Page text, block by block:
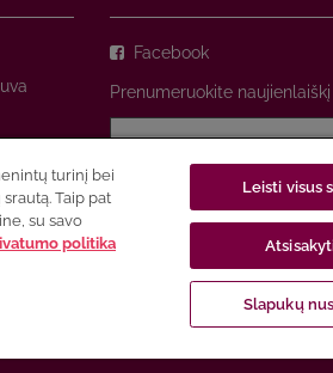
Facebook
Prenumeruokite naujienlaiškį
privatumo
turinį bei
Taip pat
su savo
politika
Leisti visus
Slapukų